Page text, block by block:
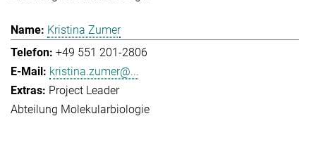
Kristina Zumer
+49 551 201-2806
kristina.zumer@...
Project Leader
Abteilung Molekularbiologie